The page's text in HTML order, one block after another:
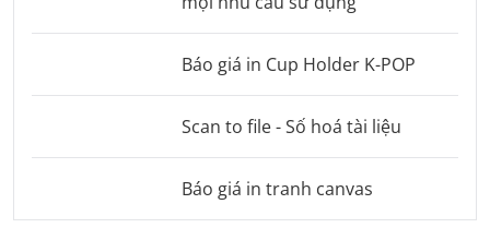
Báo giá in Cup Holder K-POP
Scan to file - Số hoá tài liệu
Báo giá in tranh canvas